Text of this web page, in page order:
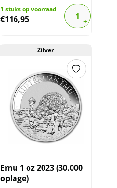
1 stuks op voorraad
€116,95
Zilver
Emu 1 oz 2023 (30.000
oplage)